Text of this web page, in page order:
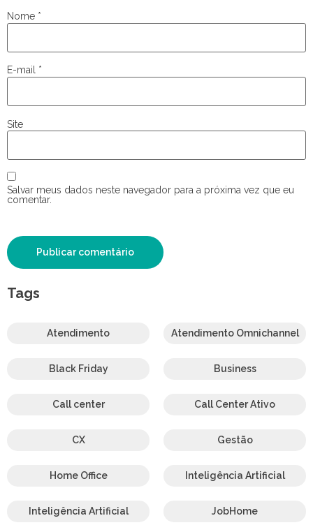
Nome *
E-mail *
Site
Salvar meus dados neste navegador para a próxima vez que eu
comentar.
Tags
Atendimento Atendimento Omnichannel
Black Friday Business
Call center Call Center Ativo
CX Gestão
Home Office Inteligência Artificial
Inteligência Artificial JobHome